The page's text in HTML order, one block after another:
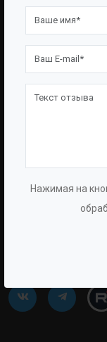
Нажимая на
Партнерам
Производство
8 (861) 241-02-03